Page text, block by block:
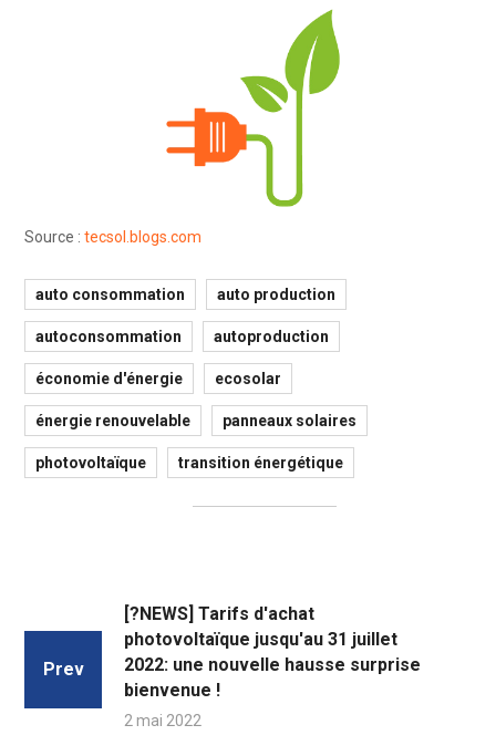
Source :tecsol.blogs.com
auto consommation auto production
autoconsommation autoproduction
économie d'énergie ecosolar
énergie renouvelable panneaux solaires
photovoltaïque transition énergétique
Prev
[?NEWS] Tarifs d'achat
photovoltaïque jusqu'au 31 juillet
2022: une nouvelle hausse surprise
bienvenue !
2 mai 2022